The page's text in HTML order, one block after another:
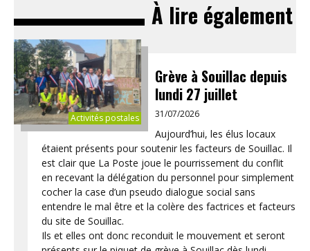
À lire également
Activités postales
Grève à Souillac depuis
lundi 27 juillet
31/07/2026
Aujourd’hui, les élus locaux
étaient présents pour soutenir les facteurs de Souillac. Il
est clair que La Poste joue le pourrissement du conflit
en recevant la délégation du personnel pour simplement
cocher la case d’un pseudo dialogue social sans
entendre le mal être et la colère des factrices et facteurs
du site de Souillac.
Ils et elles ont donc reconduit le mouvement et seront